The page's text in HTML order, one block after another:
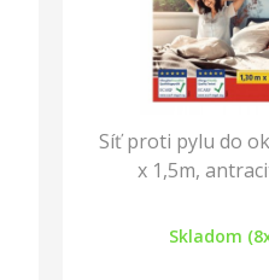
Síť proti pylu do
x 1,5m,
Skladom